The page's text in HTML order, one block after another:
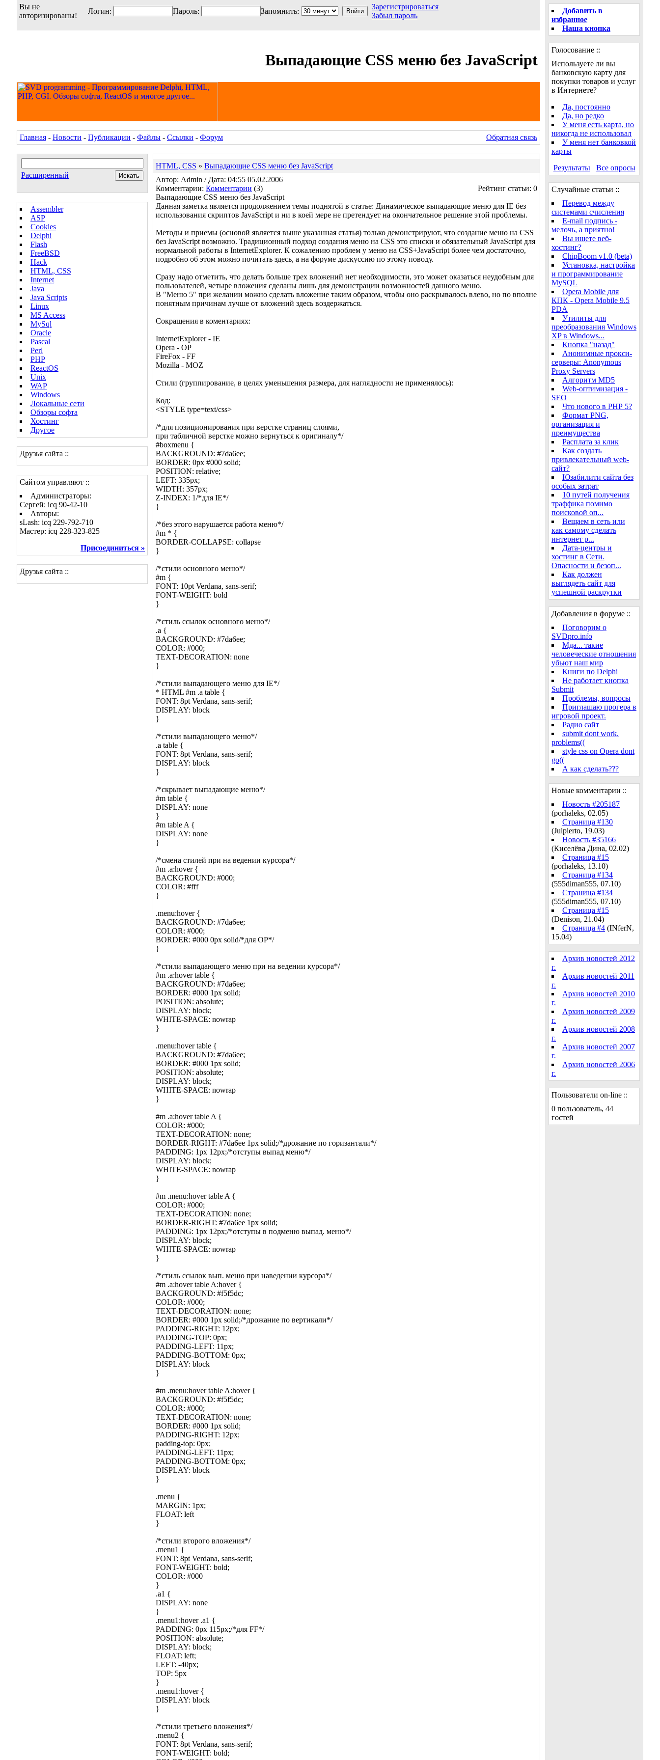
Вы не
авторизированы!
Логин: Пароль: Запомнить:
Зарегистрироваться
Забыл пароль
Выпадающие CSS меню без JavaScript
Главная - Новости - Публикации - Файлы - Ссылки - Форум Обратная связь
Расширенный
Assembler
ASP
Cookies
Delphi
Flash
FreeBSD
Hack
HTML, CSS
Internet
Java
Java Scripts
Linux
MS Access
MySql
Oracle
Pascal
Perl
PHP
ReactOS
Unix
WAP
Windows
Локальные сети
Обзоры софта
Хостинг
Другое
Друзья сайта ::
Сайтом управляют ::
Администраторы:
Сергей: icq 90-42-10
Авторы:
sLash: icq 229-792-710
Мастер: icq 228-323-825
Присоединиться »
Друзья сайта ::
HTML, CSS » Выпадающие CSS меню без JavaScript
Автор: Admin / Дата: 04:55 05.02.2006
Комментарии: Комментарии (3)
Выпадающие CSS меню без JavaScript
Рейтинг статьи: 0
Данная заметка является продолжением темы поднятой в статье: Динамическое выпадающие меню для IE без
использования скриптов JavaScript и ни в коей мере не претендует на окончательное решение этой проблемы.
Методы и приемы (основой является выше указанная статья) только демонстрируют, что создание меню на CSS
без JavaScript возможно. Традиционный подход создания меню на CSS это списки и обязательный JavaScript для
нормальной работы в InternetExplorer. К сожалению проблем у меню на CSS+JavaScript более чем достаточно,
подробно об этом можно почитать здесь, а на форуме дискуссию по этому поводу.
Сразу надо отметить, что делать больше трех вложений нет необходимости, это может оказаться неудобным для
пользователей, четыре вложения сделаны лишь для демонстрации возможностей данного меню.
В "Меню 5" при желании можно сделать вложение таким образом, чтобы оно раскрывалось влево, но по вполне
понятным причинам лучше от вложений здесь воздержаться.
Сокращения в коментариях:
InternetExplorer - IE
Opera - OP
FireFox - FF
Mozilla - MOZ
Стили (группирование, в целях уменьшения размера, для наглядности не применялось):
Код:
<STYLE type=text/css>
/*для позиционирования при верстке страниц слоями,
при табличной верстке можно вернуться к оригиналу*/
#boxmenu {
BACKGROUND: #7da6ee;
BORDER: 0px #000 solid;
POSITION: relative;
LEFT: 335px;
WIDTH: 357px;
Z-INDEX: 1/*для IE*/
}
/*без этого нарушается работа меню*/
#m * {
BORDER-COLLAPSE: collapse
}
/*стили основного меню*/
#m {
FONT: 10pt Verdana, sans-serif;
FONT-WEIGHT: bold
}
/*стиль ссылок основного меню*/
.a {
BACKGROUND: #7da6ee;
COLOR: #000;
TEXT-DECORATION: none
}
/*стили выпадающего меню для IE*/
* HTML #m .a table {
FONT: 8pt Verdana, sans-serif;
DISPLAY: block
}
/*стили выпадающего меню*/
.a table {
FONT: 8pt Verdana, sans-serif;
DISPLAY: block
}
/*скрывает выпадающие меню*/
#m table {
DISPLAY: none
}
#m table A {
DISPLAY: none
}
/*смена стилей при на ведении курсора*/
#m .a:hover {
BACKGROUND: #000;
COLOR: #fff
}
.menu:hover {
BACKGROUND: #7da6ee;
COLOR: #000;
BORDER: #000 0px solid/*для OP*/
}
/*стили выпадающего меню при на ведении курсора*/
#m .a:hover table {
BACKGROUND: #7da6ee;
BORDER: #000 1px solid;
POSITION: absolute;
DISPLAY: block;
WHITE-SPACE: nowrap
}
.menu:hover table {
BACKGROUND: #7da6ee;
BORDER: #000 1px solid;
POSITION: absolute;
DISPLAY: block;
WHITE-SPACE: nowrap
}
#m .a:hover table A {
COLOR: #000;
TEXT-DECORATION: none;
BORDER-RIGHT: #7da6ee 1px solid;/*дрожание по горизантали*/
PADDING: 1px 12px;/*отступы выпад меню*/
DISPLAY: block;
WHITE-SPACE: nowrap
}
#m .menu:hover table A {
COLOR: #000;
TEXT-DECORATION: none;
BORDER-RIGHT: #7da6ee 1px solid;
PADDING: 1px 12px;/*отступы в подменю выпад. меню*/
DISPLAY: block;
WHITE-SPACE: nowrap
}
/*стиль ссылок вып. меню при наведении курсора*/
#m .a:hover table A:hover {
BACKGROUND: #f5f5dc;
COLOR: #000;
TEXT-DECORATION: none;
BORDER: #000 1px solid;/*дрожание по вертикали*/
PADDING-RIGHT: 12px;
PADDING-TOP: 0px;
PADDING-LEFT: 11px;
PADDING-BOTTOM: 0px;
DISPLAY: block
}
#m .menu:hover table A:hover {
BACKGROUND: #f5f5dc;
COLOR: #000;
TEXT-DECORATION: none;
BORDER: #000 1px solid;
PADDING-RIGHT: 12px;
padding-top: 0px;
PADDING-LEFT: 11px;
PADDING-BOTTOM: 0px;
DISPLAY: block
}
.menu {
MARGIN: 1px;
FLOAT: left
}
/*стили второго вложения*/
.menu1 {
FONT: 8pt Verdana, sans-serif;
FONT-WEIGHT: bold;
COLOR: #000
}
.a1 {
DISPLAY: none
}
.menu1:hover .a1 {
PADDING: 0px 115px;/*для FF*/
POSITION: absolute;
DISPLAY: block;
FLOAT: left;
LEFT: -40px;
TOP: 5px
}
.menu1:hover {
DISPLAY: block
}
/*стили третьего вложения*/
.menu2 {
FONT: 8pt Verdana, sans-serif;
FONT-WEIGHT: bold;
Добавить в
избранное
Наша кнопка
Голосование ::
Используете ли вы
банковскую карту для
покупки товаров и услуг
в Интернете?
Да, постоянно
Да, но редко
У меня есть карта, но
никогда не использовал
У меня нет банковкой
карты
Результаты
Все опросы
Случайные статьи ::
Перевод между
системами счисления
E-mail подпись -
мелочь, а приятно!
Вы ищете веб-
хостинг?
ChipBoom v1.0 (beta)
Установка, настройка
и программирование
MySQL
Opera Mobile для
КПК - Opera Mobile 9.5
PDA
Утилиты для
преобразования Windows
XP в Windows...
Кнопка "назад"
Анонимные прокси-
серверы: Anonymous
Proxy Servers
Алгоритм MD5
Web-оптимизация -
SEO
Что нового в РНР 5?
Формат PNG,
организация и
преимущества
Расплата за клик
Как создать
привлекательный web-
сайт?
Юзабилити сайта без
особых затрат
10 путей получения
траффика помимо
поисковой оп...
Вещаем в сеть или
как самому сделать
интернет р...
Дата-центры и
хостинг в Сети.
Опасности и безоп...
Как должен
выглядеть сайт для
успешной раскрутки
Добавления в форуме ::
Поговорим о
SVDpro.info
Мда... такие
человеческие отношения
убьют наш мир
Книги по Delphi
Не работает кнопка
Submit
Проблемы, вопросы
Приглашаю прогера в
игровой проект.
Радио сайт
submit dont work.
problems((
style css on Opera dont
go((
А как сделать???
Новые комментарии ::
Новость #205187
(porhaleks, 02.05)
Страница #130
(Julpierto, 19.03)
Новость #35166
(Киселёва Дина, 02.02)
Страница #15
(porhaleks, 13.10)
Страница #134
(555diman555, 07.10)
Страница #134
(555diman555, 07.10)
Страница #15
(Denison, 21.04)
Страница #4 (INferN,
15.04)
Архив новостей 2012
г.
Архив новостей 2011
г.
Архив новостей 2010
г.
Архив новостей 2009
г.
Архив новостей 2008
г.
Архив новостей 2007
г.
Архив новостей 2006
г.
Пользователи on-line ::
0 пользователь, 44
гостей